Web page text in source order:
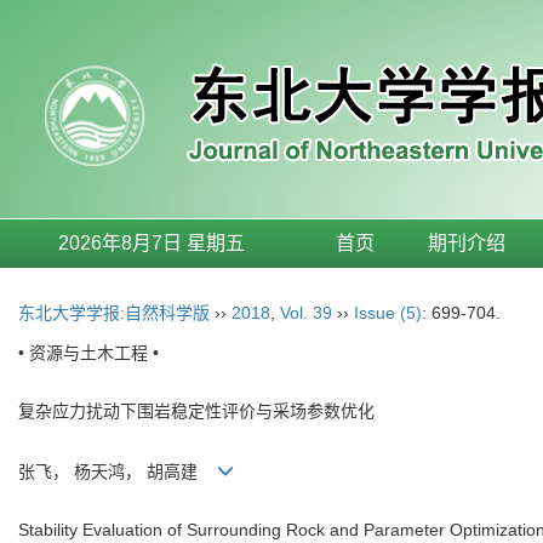
2026年8月7日 星期五 首页 期刊介绍
东北大学学报:自然科学版 ›› 2018 Vol. 39 ›› Issue (5): 699-704.
• 资源与土木工程 •
复杂应力扰动下围岩稳定性评价与采场参数优化
张飞， 杨天鸿， 胡高建
Stability Evaluation of Surrounding Rock and Parameter